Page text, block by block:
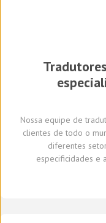
Nossa equipe de
clientes de todo o
diferentes
especificidades e